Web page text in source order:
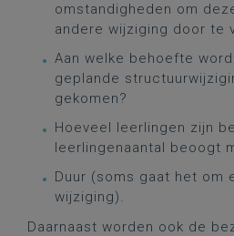
omstandigheden om
andere wijziging door te
Aan welke behoefte
geplande
gekomen?
Hoeveel leerlingen zijn
leerlingenaantal beoogt
Duur (soms gaat het om
wijziging).
Daarnaast worden ook de